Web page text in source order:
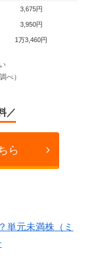
3,675円
3,950円
1万3,460円
べ）
／
ら
単元未満株（ミ